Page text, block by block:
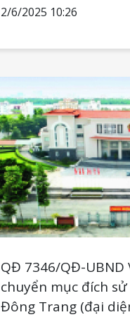
2/6/2025 10:26
QĐ 7346/QĐ-UBND
chuyển mục đích
Đông Trang (đại